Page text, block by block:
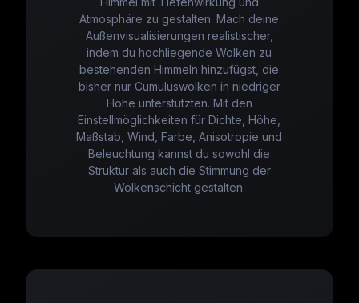
Atmosphäre zu gestalten. Mach deine
Außenvisualisierungen realistischer,
indem du hochliegende Wolken zu
bestehenden Himmeln hinzufügst, die
bisher nur Cumuluswolken in niedriger
Höhe unterstützten. Mit den
Einstellmöglichkeiten für Dichte, Höhe,
Maßstab, Wind, Farbe, Anisotropie und
Beleuchtung kannst du sowohl die
Struktur als auch die Stimmung der
Wolkenschicht gestalten.